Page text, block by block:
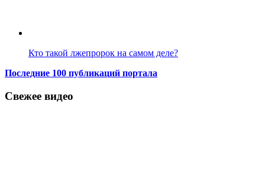
Кто такой лжепророк на самом деле?
Последние 100 публикаций портала
Свежее видео